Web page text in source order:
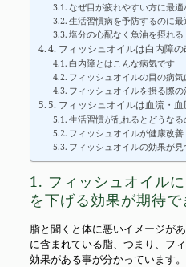
なぜ目が疲れやすい方に最適
生活習慣病を予防するのに最
塩分の心配なく魚油を摂れる
4. フィッシュオイルは白内障
白内障とはこんな病気です
フィッシュオイルの目の病
フィッシュオイルを摂る際の
5. フィッシュオイルは血流・
生活習慣が乱れるとどうなる
フィッシュオイルが健康改善
フィッシュオイルの効果が
1. フィッシュオイル
を下げる効果が期待で
脂と聞くと体に悪いイメージが
に含まれている脂、つまり、フ
効果がある事が分かっています。